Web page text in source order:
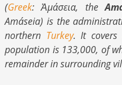
(Greek:Ἀμάσεια, the
Amáseia) is the
northern Turkey. It
population is 133,000, of
remainder in surrounding